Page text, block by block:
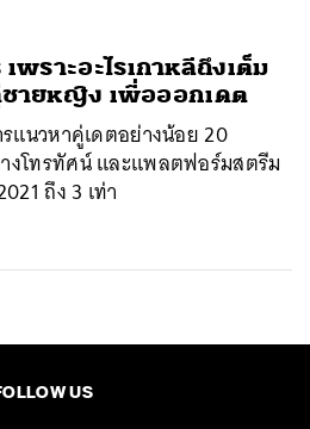
พราะอะไรเกาหลีถึงเต็ม
ชายหญิง เพื่อออกเดต
แนวหาคู่เดตอย่างน้อย 20
งโทรทัศน์ และแพลตฟอร์มสตรีม
ถึง 3 เท่า
US